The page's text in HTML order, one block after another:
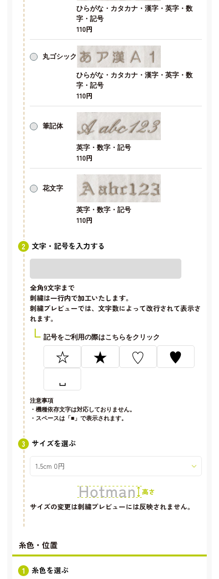
ひらがな・カタカナ・漢字・英字・数
字・記号
110円
丸ゴシック
ひらがな・カタカナ・漢字・英字・数
字・記号
110円
筆記体
英字・数字・記号
110円
花文字
英字・数字・記号
110円
文字・記号を入力する
全角9文字まで
刺繍は一行内で加工いたします。
刺繍プレビューでは、文字数によって改行されて表示さ
れます。
記号をご利用の際はこちらをクリック
☆ ★ ♡
♥
␣
注意事項
・機種依存文字は対応しておりません。
・スペースは「■」で表示されます。
サイズを選ぶ
サイズの変更は刺繍プレビューには反映されません。
糸色・位置
糸色を選ぶ